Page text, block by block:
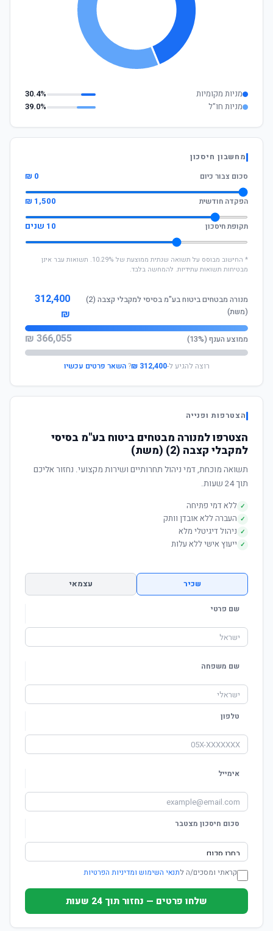
מניות מקומיות
30.4%
מניות חו"ל
39.0%
מחשבון חיסכון
סכום צבור כיום
0 ₪
הפקדה חודשית 1,500 ₪
תקופת חיסכון 10 שנים
* החישוב מבוסס על תשואה שנתית ממוצעת של 10.29%. תשואות עבר אינן
מבטיחות תשואות עתידיות. להמחשה בלבד.
מנורה מבטחים ביטוח בע"מ בסיסי למקבלי קצבה (2)
(משת)
312,400
₪
ממוצע הענף (13%) 366,055 ₪
רוצה להגיע ל-312,400 ₪
?השאר פרטים עכשיו
הצטרפות ופנייה
הצטרפו למנורה מבטחים ביטוח בע"מ בסיסי
למקבלי קצבה (2) (משת)
תשואה מוכחת, דמי ניהול תחרותיים ושירות מקצועי. נחזור אליכם
תוך 24 שעות.
✓ ללא דמי פתיחה
✓ העברה ללא אובדן וותק
✓ ניהול דיגיטלי מלא
✓ ייעוץ אישי ללא עלות
שכיר עצמאי
שם פרטי
שם משפחה
טלפון
אימייל
סכום חיסכון מצטבר
קראתי ומסכים/ה לתנאי השימוש ומדיניות הפרטיות
שלחו פרטים — נחזור תוך 24 שעות